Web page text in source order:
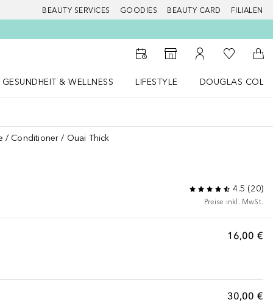
BEAUTY SERVICES GOODIES BEAUTY CARD FILIALEN
Zum Storefinder
Zu Meinem
Zu Meiner
GESUNDHEIT & WELLNESS
LIFESTYLE
DOUGLAS
Conditioner Ouai Thick
4.5 (20)
Preise inkl. MwSt.
16,00 €
30,00 €